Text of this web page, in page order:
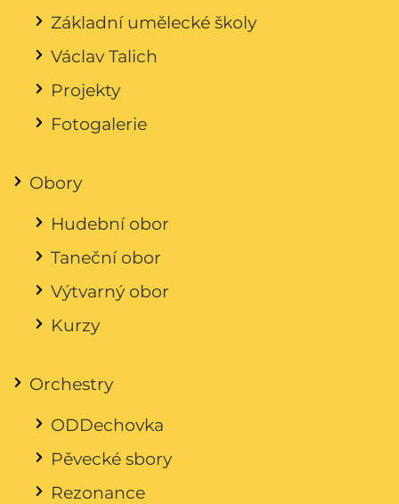
Základní umělecké školy
Václav Talich
Projekty
Fotogalerie
Obory
Hudební obor
Taneční obor
Výtvarný obor
Kurzy
Orchestry
ODDechovka
Pěvecké sbory
Rezonance